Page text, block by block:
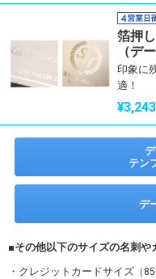
箔押
（デ
印象に
適！
¥3,243
テン
デ
■その他以下のサイズの名刺や
・クレジットカードサイズ （